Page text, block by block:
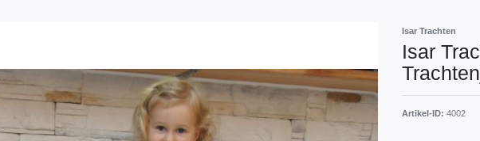
Isar Trachten
Isar
Artikel-ID: 4002